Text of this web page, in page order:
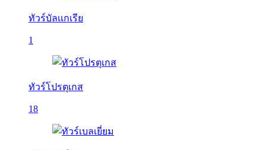
ทัวร์บัลเเกเรีย
1
ทัวร์โปรตุเกส
18